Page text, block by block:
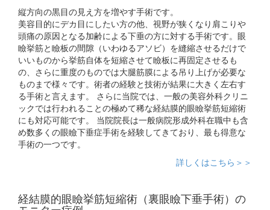
縦方向の黒目の見え方を増やす手術です。
美容目的にデカ目にしたい方の他、視野が狭くなり肩こりや
頭痛の原因となる加齢による下垂の方に対する手術です。眼
瞼挙筋と瞼板の間隙（いわゆるアソビ）を縫縮させるだけで
いいものから挙筋自体を短縮させて瞼板に再固定させるも
の、さらに重度のものでは大腿筋膜による吊り上げが必要な
ものまで様々です。術者の経験と技術が結果に大きく左右す
る手術と言えます。 さらに当院では、一般の美容外科クリニ
ックでは行われることの極めて稀な経結膜的眼瞼挙筋短縮術
にも対応可能です。 当院院長は一般病院形成外科在職中も含
め数多くの眼瞼下垂症手術を経験してきており、最も得意な
手術の一つです。
詳しくはこちら＞＞
経結膜的眼瞼挙筋短縮術（裏眼瞼下垂手術）の